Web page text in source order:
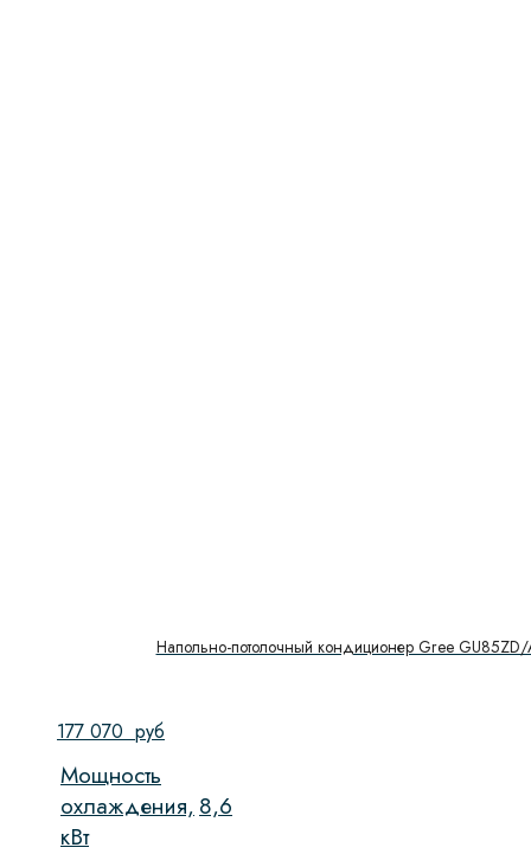
Напольно-потолочный кондиционер Gree
177 070 руб
Мощность
охлаждения,
кВт
8,6